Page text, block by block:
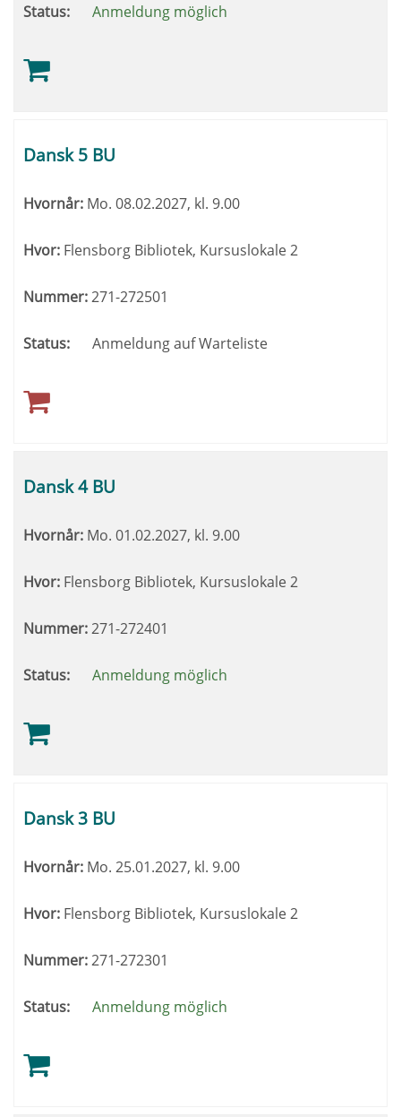
Status: Anmeldung möglich
Dansk 5 BU
Hvornår: Mo. 08.02.2027, kl. 9.00
Hvor: Flensborg Bibliotek, Kursuslokale 2
Nummer:271-272501
Status: Anmeldung auf Warteliste
Dansk 4 BU
Hvornår: Mo. 01.02.2027, kl. 9.00
Hvor: Flensborg Bibliotek, Kursuslokale 2
Nummer:271-272401
Status: Anmeldung möglich
Dansk 3 BU
Hvornår: Mo. 25.01.2027, kl. 9.00
Hvor: Flensborg Bibliotek, Kursuslokale 2
Nummer:271-272301
Status: Anmeldung möglich